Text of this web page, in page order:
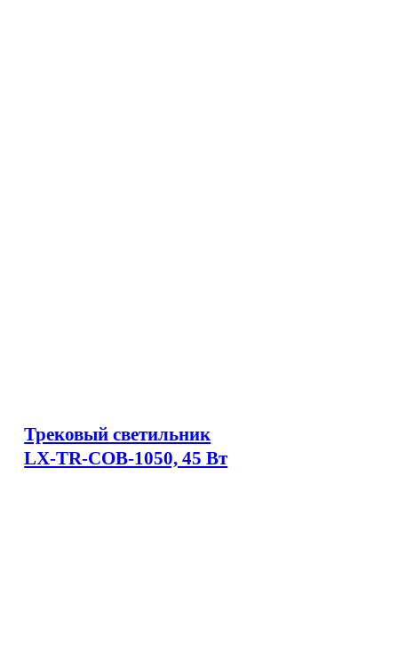
Трековый светильник
LX-TR-COB-1050, 45 Вт